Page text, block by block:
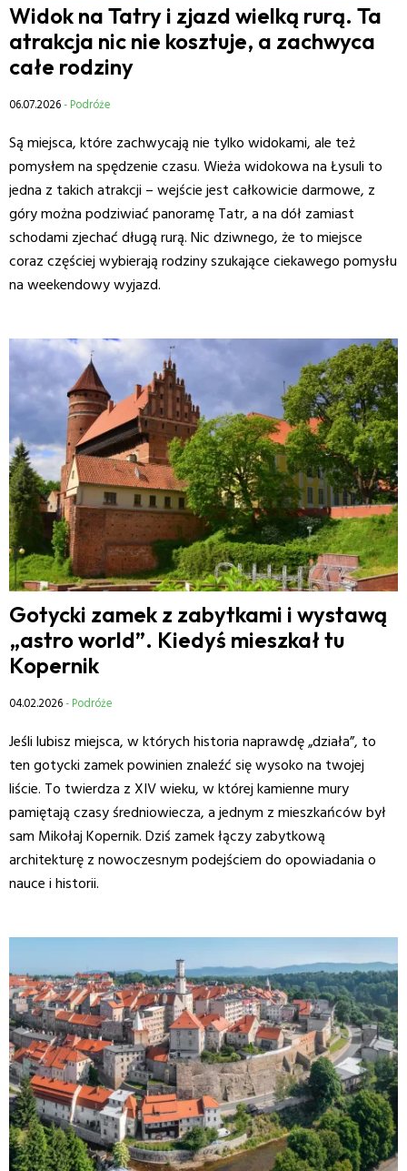
Widok na Tatry i zjazd wielką rurą. Ta
atrakcja nic nie kosztuje, a zachwyca
całe rodziny
06.07.2026- Podróże
Są miejsca, które zachwycają nie tylko widokami, ale też
pomysłem na spędzenie czasu. Wieża widokowa na Łysuli to
jedna z takich atrakcji – wejście jest całkowicie darmowe, z
góry można podziwiać panoramę Tatr, a na dół zamiast
schodami zjechać długą rurą. Nic dziwnego, że to miejsce
coraz częściej wybierają rodziny szukające ciekawego pomysłu
na weekendowy wyjazd.
Gotycki zamek z zabytkami i wystawą
„astro world”. Kiedyś mieszkał tu
Kopernik
04.02.2026- Podróże
Jeśli lubisz miejsca, w których historia naprawdę „działa”, to
ten gotycki zamek powinien znaleźć się wysoko na twojej
liście. To twierdza z XIV wieku, w której kamienne mury
pamiętają czasy średniowiecza, a jednym z mieszkańców był
sam Mikołaj Kopernik. Dziś zamek łączy zabytkową
architekturę z nowoczesnym podejściem do opowiadania o
nauce i historii.